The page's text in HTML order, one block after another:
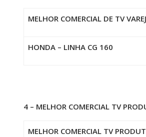
MELHOR COMERCIAL DE TV
HONDA – LINHA CG 160
4 – MELHOR COMERCIAL TV
MELHOR COMERCIAL TV